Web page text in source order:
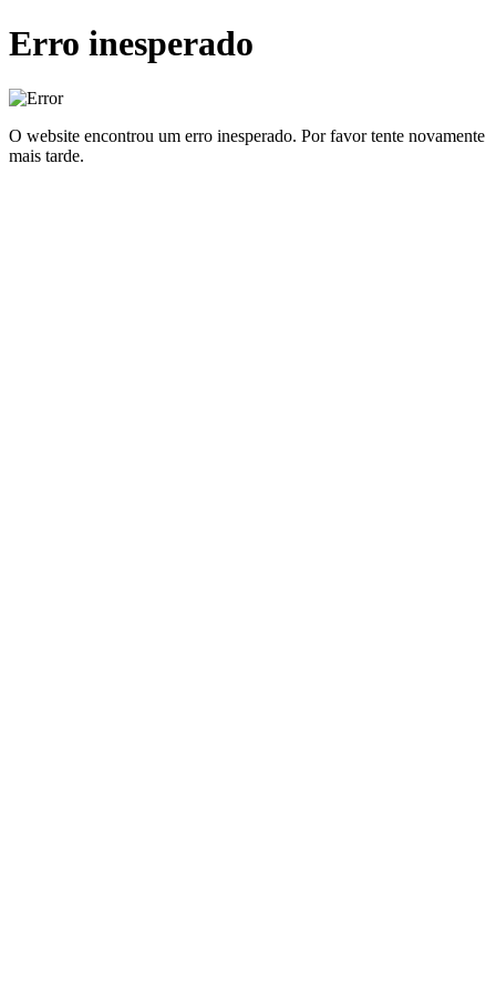
Erro inesperado
O website encontrou um erro inesperado. Por favor tente novamente
mais tarde.